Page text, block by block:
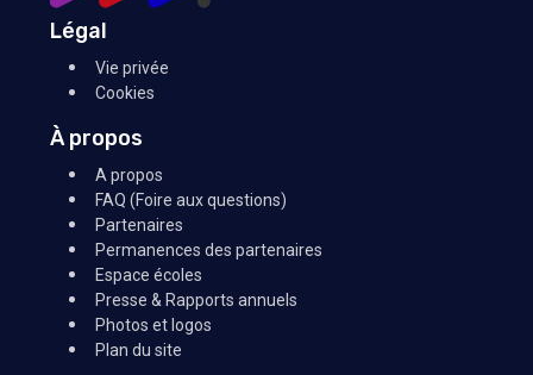
Légal
Vie privée
Cookies
À propos
A propos
FAQ (Foire aux questions)
Partenaires
Permanences des partenaires
Espace écoles
Presse & Rapports annuels
Photos et logos
Plan du site